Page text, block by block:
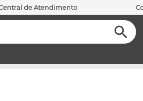
de Atendimento